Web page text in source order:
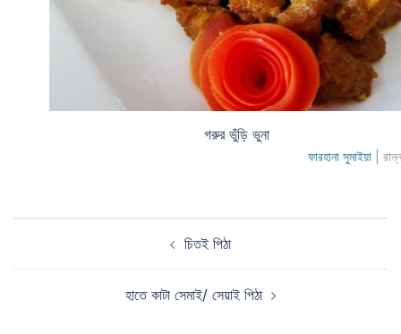
গরুর ভুঁড়ি ভুনা
ফারহানা সুমাইয়া |
চিতই পিঠা
হাতে কাটা সেমাই/ সেয়াই পিঠা